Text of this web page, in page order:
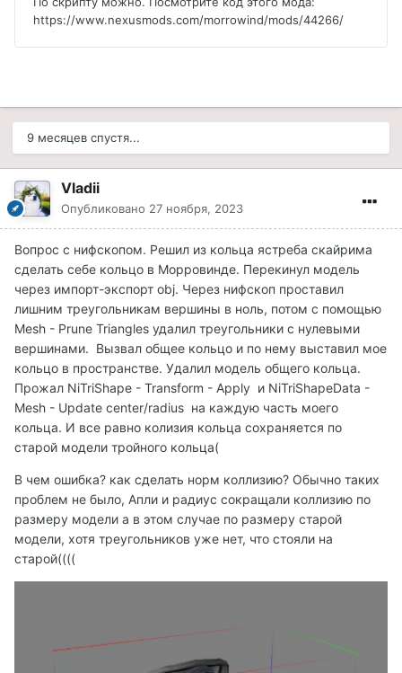
такие простые вопросы для моддеров на Фуллрест
У меня тоже есть один вопрос, мне говорили что где
то вроде на Нексусе решили эту задачу но я не нашёл.
Можно ли при начале новой игры обнулять все 27
навыков одной командой или по скрипту? Их можно
понизить по отдельности через консоль но можно ли
упростить эту задачу в одну команду и если можно то
как?
9 месяцев спустя...
Vladii
Опубликовано 27 ноября, 2023
Вопрос с нифскопом. Решил из кольца ястреба скайрима
сделать себе кольцо в Морровинде. Перекинул модель
через импорт-экспорт obj. Через нифскоп проставил
лишним треугольникам вершины в ноль, потом с помощью
Mesh - Prune Triangles удалил треугольники с нулевыми
вершинами. Вызвал общее кольцо и по нему выставил мое
кольцо в пространстве. Удалил модель общего кольца.
Прожал NiTriShape - Transform - Apply и NiTriShapeData -
Mesh - Update center/radius на каждую часть моего
кольца. И все равно колизия кольца сохраняется по
старой модели тройного кольца(
В чем ошибка? как сделать норм коллизию? Обычно таких
проблем не было, Апли и радиус сокращали коллизию по
размеру модели а в этом случае по размеру старой
модели, хотя треугольников уже нет, что стояли на
старой((((